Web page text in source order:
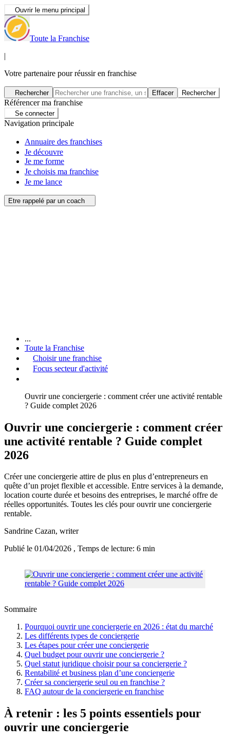
Ouvrir le menu principal
Toute la Franchise
|
Votre partenaire pour réussir en franchise
Rechercher Effacer Rechercher
Référencer ma franchise
Se connecter
Navigation principale
Annuaire des franchises
Je découvre
Je me forme
Je choisis ma franchise
Je me lance
Etre rappelé par un coach
...
Toute la Franchise
Choisir une franchise
Focus secteur d'activité
Ouvrir une conciergerie : comment créer une activité rentable
? Guide complet 2026
Ouvrir une conciergerie : comment créer
une activité rentable ? Guide complet
2026
Créer une conciergerie attire de plus en plus d’entrepreneurs en
quête d’un projet flexible et accessible. Entre services à la demande,
location courte durée et besoins des entreprises, le marché offre de
réelles opportunités. Toutes les clés pour ouvrir une conciergerie
rentable.
Sandrine Cazan, writer
Publié le 01/04/2026 , Temps de lecture: 6 min
Sommaire
Pourquoi ouvrir une conciergerie en 2026 : état du marché
Les différents types de conciergerie
Les étapes pour créer une conciergerie
Quel budget pour ouvrir une conciergerie ?
Quel statut juridique choisir pour sa conciergerie ?
Rentabilité et business plan d’une conciergerie
Créer sa conciergerie seul ou en franchise ?
FAQ autour de la conciergerie en franchise
À retenir : les 5 points essentiels pour
ouvrir une conciergerie